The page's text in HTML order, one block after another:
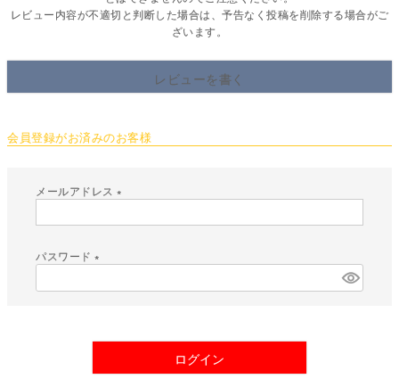
レビュー内容が不適切と判断した場合は、予告なく投稿を削除する場合がご
ざいます。
レビューを書く
会員登録がお済みのお客様
メールアドレス
必
)
パスワード
必
ログイン